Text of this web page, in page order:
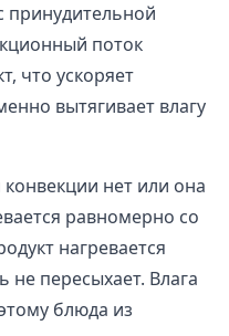
принудительной
поток
что ускоряет
вытягивает влагу
нет или она
равномерно со
нагревается
не пересыхает. Влага
блюда из